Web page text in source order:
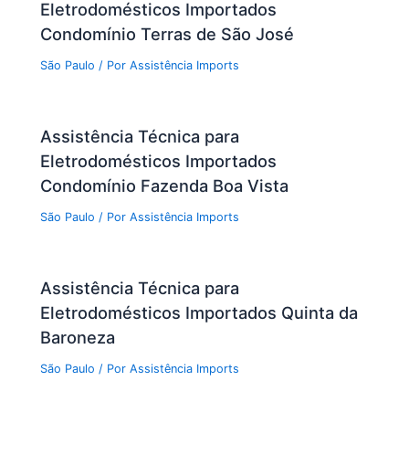
Eletrodomésticos Importados
Condomínio Terras de São José
São Paulo / PorAssistência Imports
Assistência Técnica para
Eletrodomésticos Importados
Condomínio Fazenda Boa Vista
São Paulo / PorAssistência Imports
Assistência Técnica para
Eletrodomésticos Importados Quinta da
Baroneza
São Paulo / PorAssistência Imports